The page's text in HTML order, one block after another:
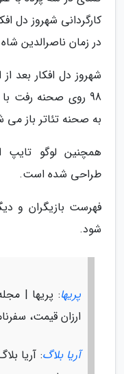
کارگردانی شهروز دل
در زمان ناصرالدین
شهروز دل افکار بعد
98 روی صحنه رفت
به صحنه تئاتر باز می
همچنین لوگو
طراحی شده است.
فهرست بازیگران و
شود.
پریها: پریها |
ارزان قیمت،
آریا بلاگ: آریا